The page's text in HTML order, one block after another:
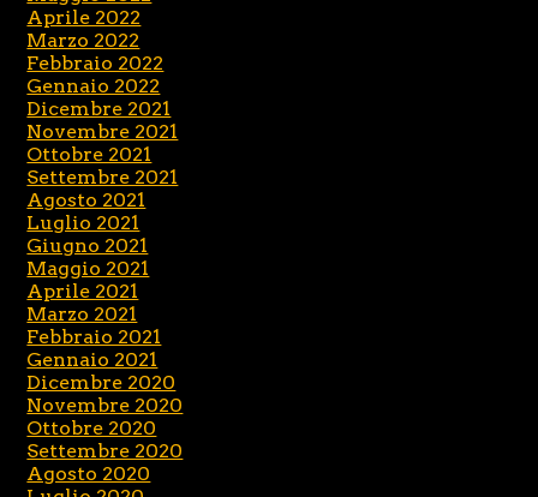
Aprile 2022
Marzo 2022
Febbraio 2022
Gennaio 2022
Dicembre 2021
Novembre 2021
Ottobre 2021
Settembre 2021
Agosto 2021
Luglio 2021
Giugno 2021
Maggio 2021
Aprile 2021
Marzo 2021
Febbraio 2021
Gennaio 2021
Dicembre 2020
Novembre 2020
Ottobre 2020
Settembre 2020
Agosto 2020